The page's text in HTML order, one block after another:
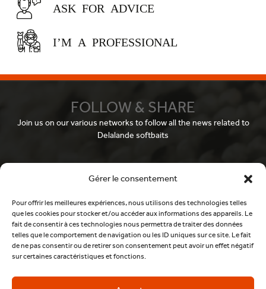
Gérer le consentement
Pour offrir les meilleures expériences, nous utilisons des technologies telles
que les cookies pour stocker et/ou accéder aux informations des appareils. Le
fait de consentir à ces technologies nous permettra de traiter des données
telles que le comportement de navigation ou les ID uniques sur ce site. Le fait
de ne pas consentir ou de retirer son consentement peut avoir un effet négatif
sur certaines caractéristiques et fonctions.
ASK FOR ADVICE
I’M A PROFESSIONAL
FOLLOW & SHARE
Join us on our various networks to follow all the news related to
Delalande softbaits
Facebook
Youtube